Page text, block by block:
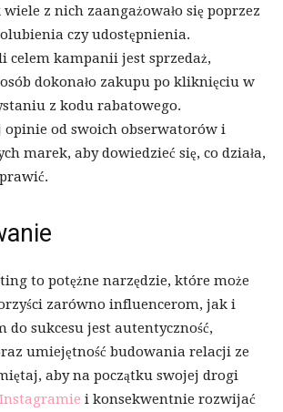
z nich zaangażowało się poprzez
czy udostępnienia.
celem kampanii jest sprzedaż,
dokonało zakupu po kliknięciu w
z kodu rabatowego.
opinie od swoich obserwatorów i
marek, aby dowiedzieć się, co działa,
to potężne narzędzie, które może
zarówno influencerom, jak i
do sukcesu jest autentyczność,
umiejętność budowania relacji ze
aby na początku swojej drogi
i konsekwentnie rozwijać